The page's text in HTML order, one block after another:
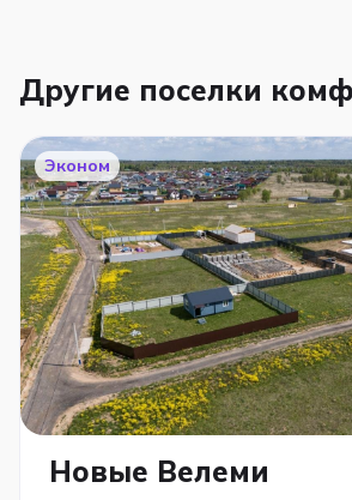
Другие поселки
Эконом
Новые Велеми